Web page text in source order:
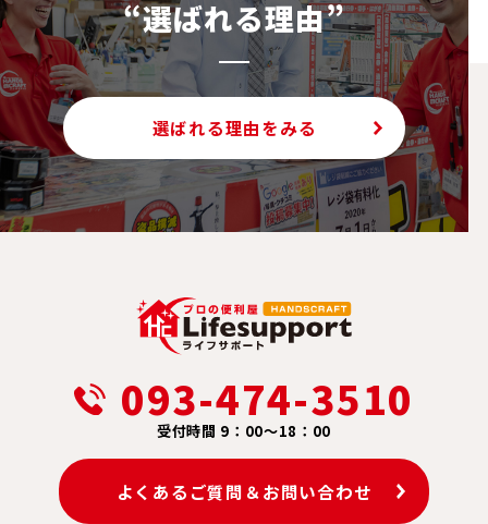
“選ばれる理由”
選ばれる理由をみる
093-474-3510
受付時間 9：00～18：00
よくあるご質問＆お問い合わせ